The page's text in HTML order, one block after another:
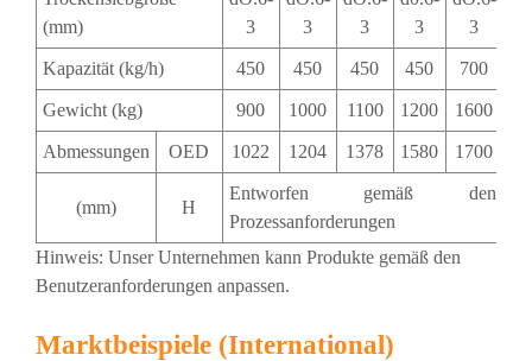
(mm)
3
3
3
3
3
Kapazität (kg/h) 450 450 450 450 700
Gewicht (kg) 900 1000 1100 1200 1600
Abmessungen OED 1022 1204 1378 1580 1700
(mm) H
Entworfen gemäß den
Prozessanforderungen
Hinweis: Unser Unternehmen kann Produkte gemäß den
Benutzeranforderungen anpassen.
Marktbeispiele (International)